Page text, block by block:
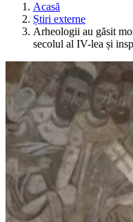
Acasă
Știri externe
Arheologii au găsit
secolul al IV-lea și